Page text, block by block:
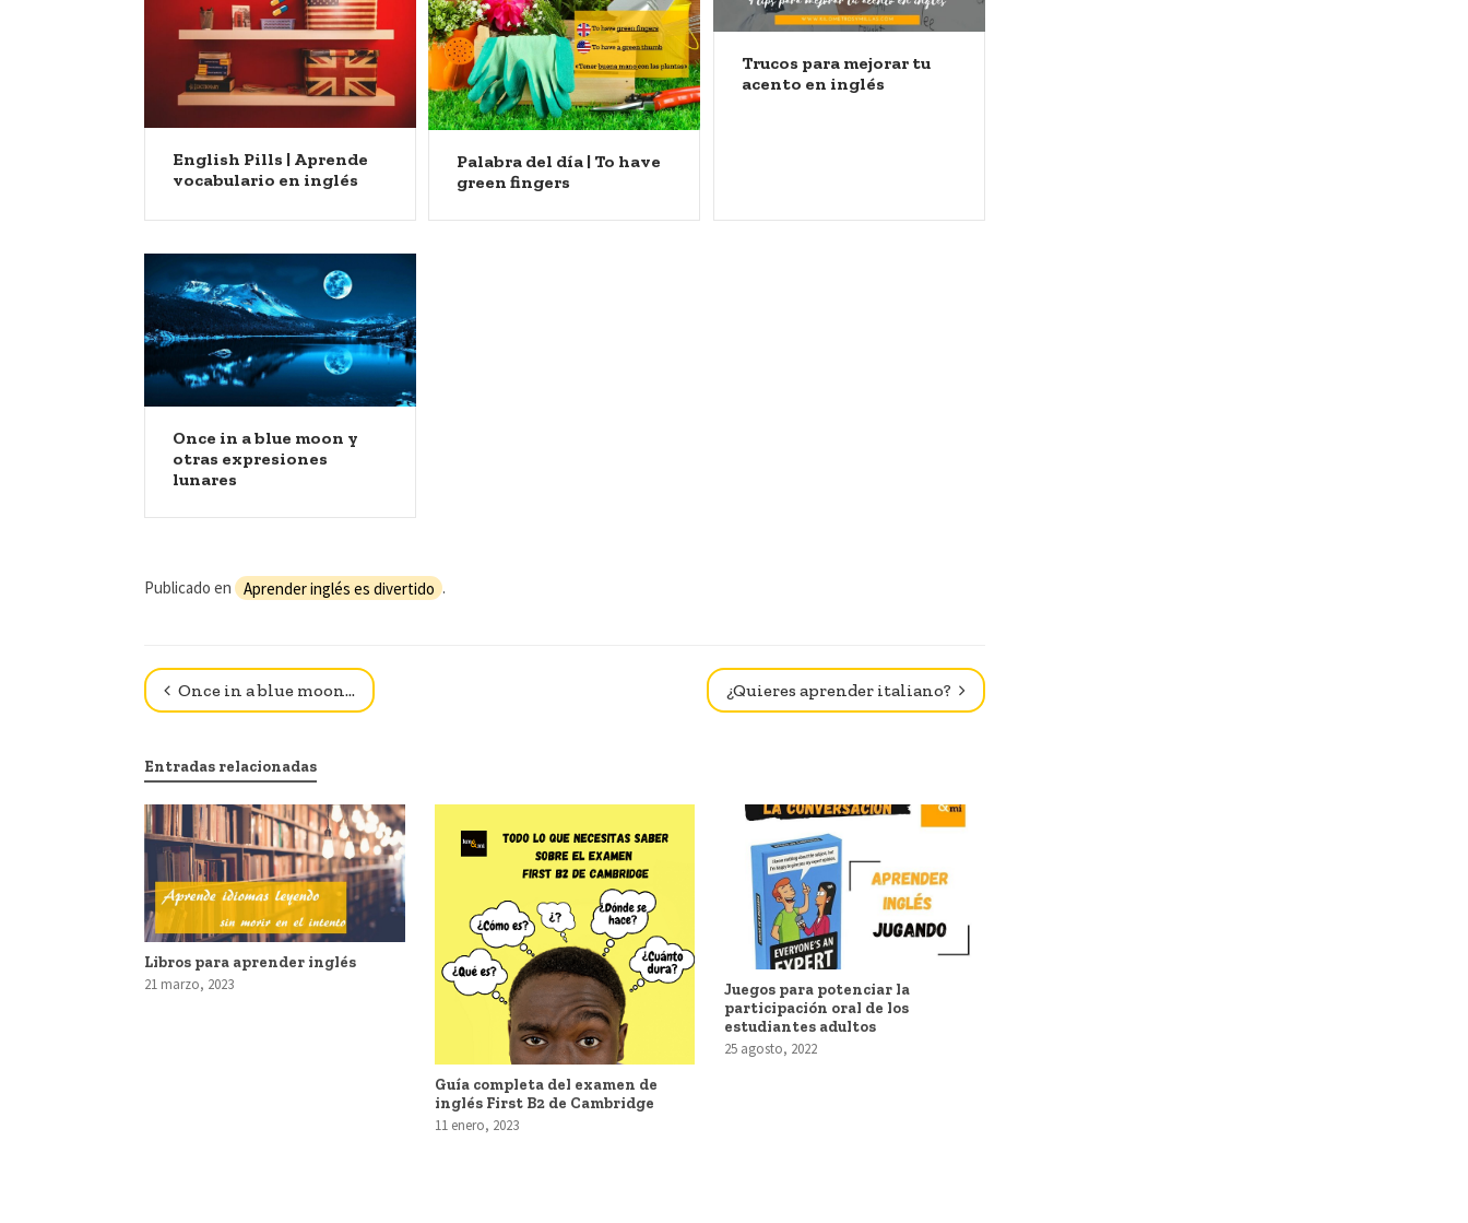
English Pills | Aprende
vocabulario en inglés
Palabra del día | To have
green fingers
Trucos para mejorar tu
acento en inglés
Once in a blue moon y
otras expresiones
lunares
Publicado en Aprender inglés es divertido .
Navegador de artículos
Once in a blue moon… ¿Quieres aprender italiano?
Entradas relacionadas
Libros para aprender inglés
21 marzo, 2023
Guía completa del examen de
inglés First B2 de Cambridge
11 enero, 2023
Juegos para potenciar la
participación oral de los
estudiantes adultos
25 agosto, 2022